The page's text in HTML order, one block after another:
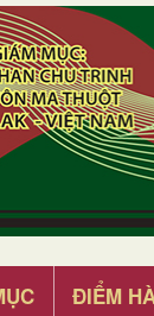
ĐIỂM